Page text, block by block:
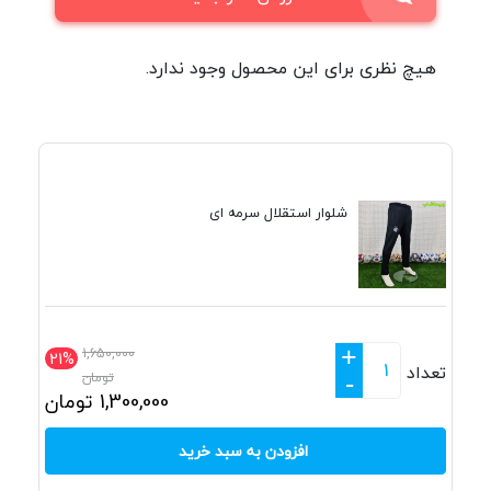
هیچ نظری برای این محصول وجود ندارد.
شلوار استقلال سرمه ای
21% 1,650,000
تومان
1,300,000 تومان
تعداد
+
-
افزودن به سبد خرید